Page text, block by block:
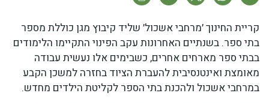
קריית החינוך ׳מרחבי אשכול׳ שליד קיבוץ מגן כוללת מספר
בתי ספר. בשנתיים האחרונות עקב הפינוי התקיימו הלימודים
בבתי ספר מארחים אחרים, כשבימים אלו נעשית עבודה
מאומצת ואינטנסיבית להעברת הציוד בחזרה למשכן הקבע
במרחבי אשכול ולהכנת בתי הספר לקליטת הילדים מחדש.